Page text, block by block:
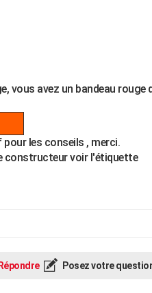
vous avez un bandeau rouge
pour les conseils , merci.
constructeur voir l'étiquette
Répondre Posez votre